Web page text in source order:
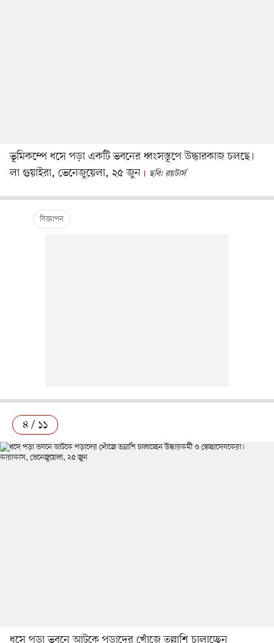
ভূমিকম্পে ধসে পড়া একটি ভবনের ধ্বংসস্তূপে উদ্ধারকাজ চলছে।
লা গুয়াইরা, ভেনেজুয়েলা, ২৫ জুন
ছবি: রয়টার্স
৪ / ১১
ধসে পড়া ভবনে আটকে পড়াদের খোঁজে তল্লাশি চালাচ্ছেন